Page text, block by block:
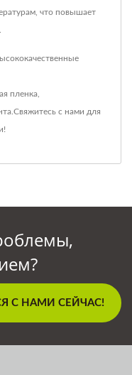
что повышает
пленка
Свяжитесь с нами для
С НАМИ СЕЙЧАС!